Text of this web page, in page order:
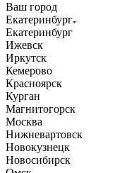
Ваш город
Екатеринбург
Екатеринбург
Ижевск
Иркутск
Кемерово
Красноярск
Курган
Магнитогорск
Москва
Нижневартовск
Новокузнецк
Новосибирск